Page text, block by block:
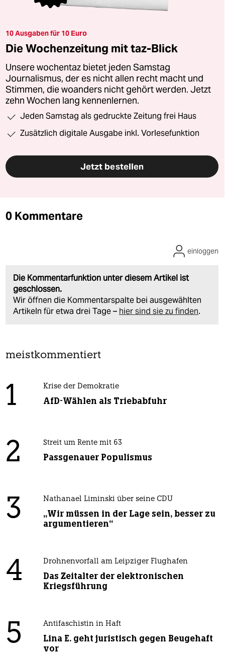
10 Ausgaben für 10 Euro
Die Wochenzeitung mit taz-Blick
Unsere wochentaz bietet jeden Samstag
Journalismus, der es nicht allen recht macht und
Stimmen, die woanders nicht gehört werden. Jetzt
zehn Wochen lang kennenlernen.
Jeden Samstag als gedruckte Zeitung frei Haus
Zusätzlich digitale Ausgabe inkl. Vorlesefunktion
Jetzt bestellen
0 Kommentare
Die Kommentarfunktion unter diesem Artikel ist
geschlossen.
Wir öffnen die Kommentarspalte bei ausgewählten
Artikeln für etwa drei Tage – hier sind sie zu finden.
einloggen
meistkommentiert
1 Krise der Demokratie
AfD-Wählen als Triebabfuhr
2 Streit um Rente mit 63
Passgenauer Populismus
3 Nathanael Liminski über seine CDU
„Wir müssen in der Lage sein, besser zu
argumentieren“
4 Drohnenvorfall am Leipziger Flughafen
Das Zeitalter der elektronischen
Kriegsführung
5 Antifaschistin in Haft
Lina E. geht juristisch gegen Beugehaft
vor